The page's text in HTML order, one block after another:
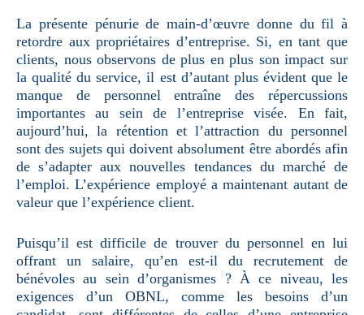
La présente pénurie de main-d’œuvre donne du fil à
retordre aux propriétaires d’entreprise. Si, en tant que
clients, nous observons de plus en plus son impact sur
la qualité du service, il est d’autant plus évident que le
manque de personnel entraîne des répercussions
importantes au sein de l’entreprise visée. En fait,
aujourd’hui, la rétention et l’attraction du personnel
sont des sujets qui doivent absolument être abordés afin
de s’adapter aux nouvelles tendances du marché de
l’emploi. L’expérience employé a maintenant autant de
valeur que l’expérience client.
Puisqu’il est difficile de trouver du personnel en lui
offrant un salaire, qu’en est-il du recrutement de
bénévoles au sein d’organismes ? À ce niveau, les
exigences d’un OBNL, comme les besoins d’un